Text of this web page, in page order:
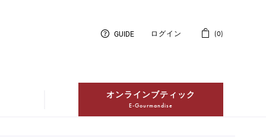
オンラインブティック
E-Gourmandise
ログイン
GUIDE 0